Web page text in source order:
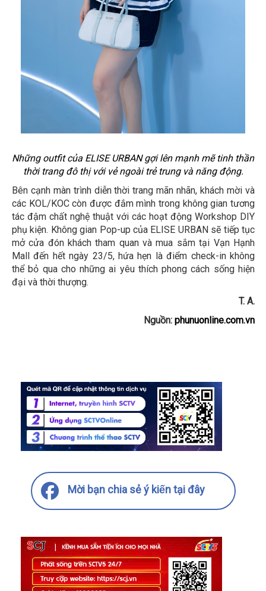
Những outfit của ELISE URBAN gợi lên mạnh mẽ tinh thần
thời trang đô thị với vẻ ngoài trẻ trung và năng động.
Bên cạnh màn trình diễn thời trang mãn nhãn, khách mời và
các KOL/KOC còn được đắm mình trong không gian tương
tác đậm chất nghệ thuật với các hoạt động Workshop DIY
phụ kiện. Không gian Pop-up của ELISE URBAN sẽ tiếp tục
mở cửa đón khách tham quan và mua sắm tại Vạn Hạnh
Mall đến hết ngày 23/5, hứa hẹn là điểm check-in không
thể bỏ qua cho những ai yêu thích phong cách sống hiện
đại và thời thượng.
T. A.
Nguồn:phunuonline.com.vn
Mời bạn chia sẻ ý kiến tại đây